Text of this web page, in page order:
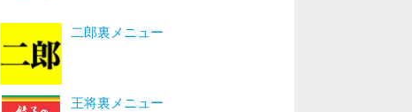
二郎裏メニュー
王将裏メニュー